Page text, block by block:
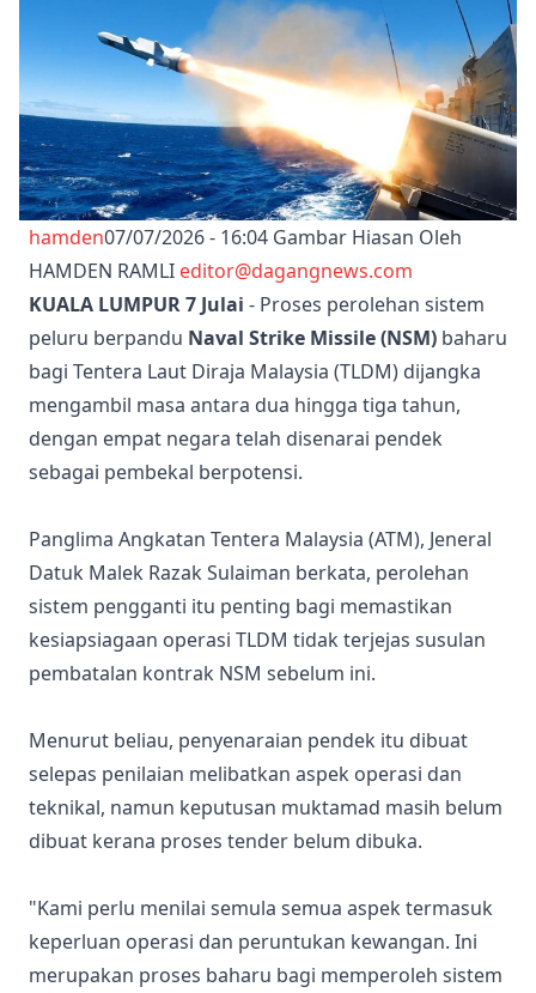
hamden07/07/2026 - 16:04 Gambar Hiasan Oleh
HAMDEN RAMLI editor@dagangnews.com
KUALA LUMPUR 7 Julai - Proses perolehan sistem
peluru berpandu Naval Strike Missile (NSM) baharu
bagi Tentera Laut Diraja Malaysia (TLDM) dijangka
mengambil masa antara dua hingga tiga tahun,
dengan empat negara telah disenarai pendek
sebagai pembekal berpotensi.
Panglima Angkatan Tentera Malaysia (ATM), Jeneral
Datuk Malek Razak Sulaiman berkata, perolehan
sistem pengganti itu penting bagi memastikan
kesiapsiagaan operasi TLDM tidak terjejas susulan
pembatalan kontrak NSM sebelum ini.
Menurut beliau, penyenaraian pendek itu dibuat
selepas penilaian melibatkan aspek operasi dan
teknikal, namun keputusan muktamad masih belum
dibuat kerana proses tender belum dibuka.
"Kami perlu menilai semula semua aspek termasuk
keperluan operasi dan peruntukan kewangan. Ini
merupakan proses baharu bagi memperoleh sistem